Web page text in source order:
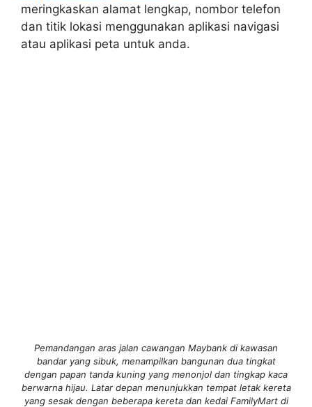
meringkaskan alamat lengkap, nombor telefon
dan titik lokasi menggunakan aplikasi navigasi
atau aplikasi peta untuk anda.
Pemandangan aras jalan cawangan Maybank di kawasan
bandar yang sibuk, menampilkan bangunan dua tingkat
dengan papan tanda kuning yang menonjol dan tingkap kaca
berwarna hijau. Latar depan menunjukkan tempat letak kereta
yang sesak dengan beberapa kereta dan kedai FamilyMart di